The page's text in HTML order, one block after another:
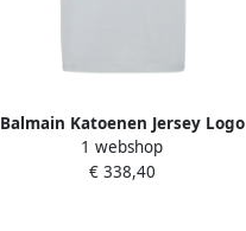
Balmain Katoenen Jersey Logo
Crew Neck T-shirt Gray Heren
1 webshop
€ 338,40